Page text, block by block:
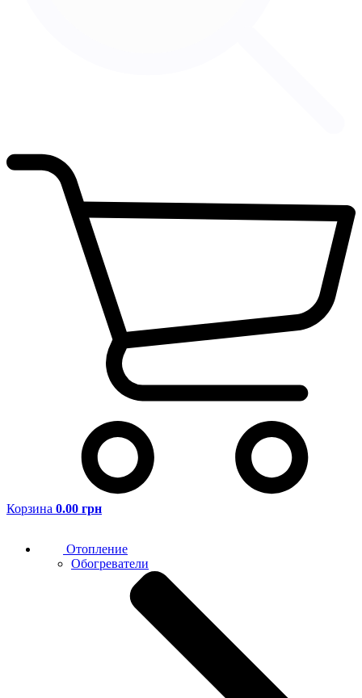
Корзина 0.00 грн
Отопление
Обогреватели